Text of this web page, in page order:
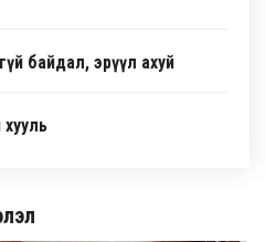
байдал, эрүүл ахуй
хууль